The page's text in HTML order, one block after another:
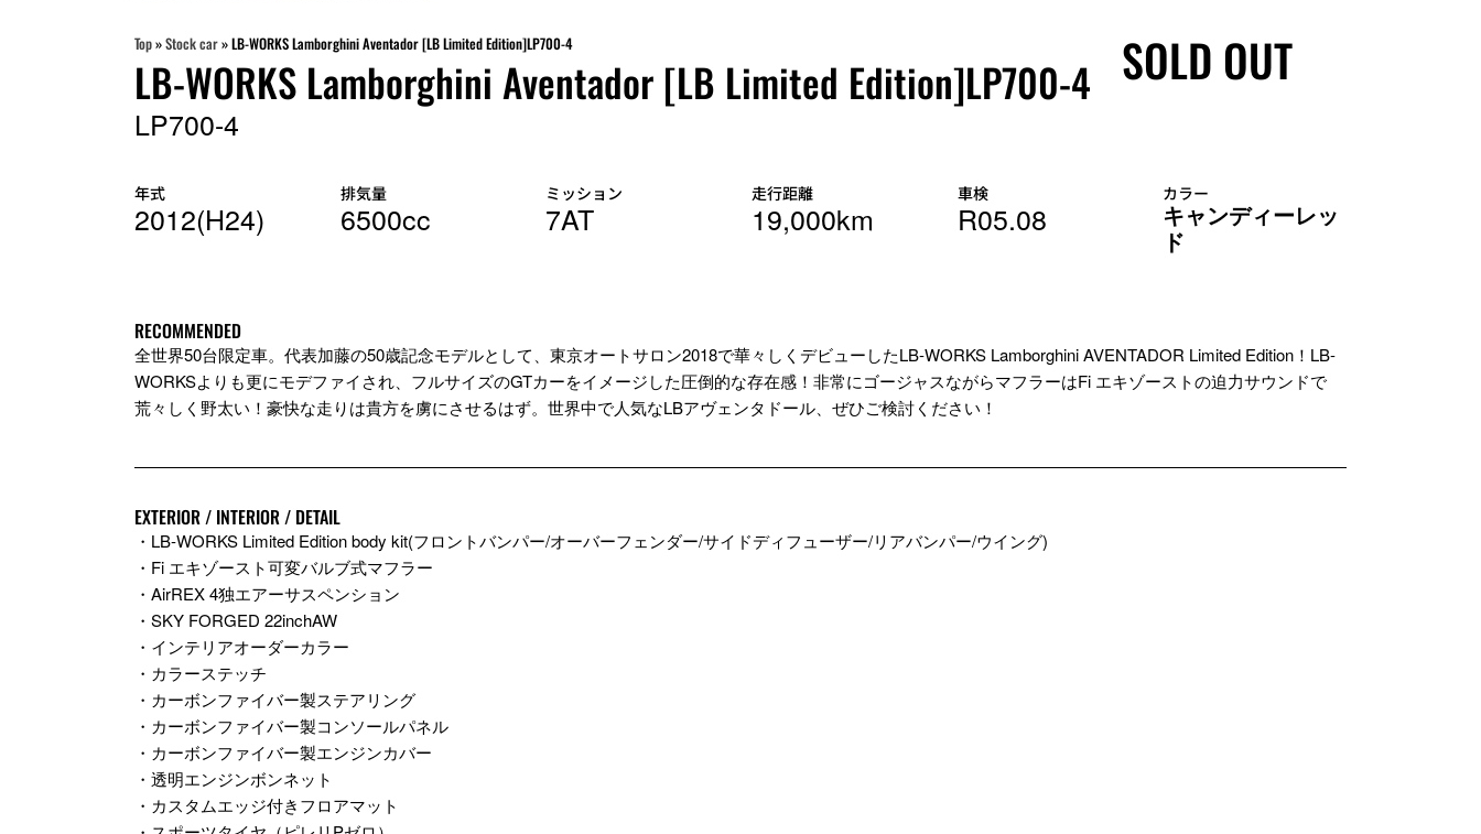
Top»Stock car»LB-WORKS Lamborghini Aventador [LB Limited Edition]LP700-4
LB-WORKS Lamborghini Aventador [LB Limited Edition]LP700-4
LP700-4
SOLD OUT
年式
2012(H24)
排気量
6500cc
ミッション
7AT
走行距離
19,000km
車検
R05.08
カラー
キャンディーレッ
ド
RECOMMENDED
全世界50台限定車。代表加藤の50歳記念モデルとして、東京オートサロン2018で華々しくデビューしたLB-WORKS Lamborghini AVENTADOR Limited Edition！LB-
WORKSよりも更にモデファイされ、フルサイズのGTカーをイメージした圧倒的な存在感！非常にゴージャスながらマフラーはFi エキゾーストの迫力サウンドで
荒々しく野太い！豪快な走りは貴方を虜にさせるはず。世界中で人気なLBアヴェンタドール、ぜひご検討ください！
EXTERIOR / INTERIOR / DETAIL
・LB-WORKS Limited Edition body kit(フロントバンパー/オーバーフェンダー/サイドディフューザー/リアバンパー/ウイング)
・Fi エキゾースト可変バルブ式マフラー
・AirREX 4独エアーサスペンション
・SKY FORGED 22inchAW
・インテリアオーダーカラー
・カラーステッチ
・カーボンファイバー製ステアリング
・カーボンファイバー製コンソールパネル
・カーボンファイバー製エンジンカバー
・透明エンジンボンネット
・カスタムエッジ付きフロアマット